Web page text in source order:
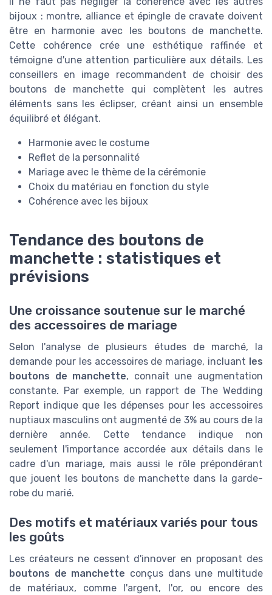
bijoux : montre, alliance et épingle de cravate doivent
être en harmonie avec les boutons de manchette.
Cette cohérence crée une esthétique raffinée et
témoigne d'une attention particulière aux détails. Les
conseillers en image recommandent de choisir des
boutons de manchette qui complètent les autres
éléments sans les éclipser, créant ainsi un ensemble
équilibré et élégant.
Harmonie avec le costume
Reflet de la personnalité
Mariage avec le thème de la cérémonie
Choix du matériau en fonction du style
Cohérence avec les bijoux
Tendance des boutons de
manchette : statistiques et
prévisions
Une croissance soutenue sur le marché
des accessoires de mariage
Selon l'analyse de plusieurs études de marché, la
demande pour les accessoires de mariage, incluant les
boutons de manchette, connaît une augmentation
constante. Par exemple, un rapport de The Wedding
Report indique que les dépenses pour les accessoires
nuptiaux masculins ont augmenté de 3% au cours de la
dernière année. Cette tendance indique non
seulement l'importance accordée aux détails dans le
cadre d'un mariage, mais aussi le rôle prépondérant
que jouent les boutons de manchette dans la garde-
robe du marié.
Des motifs et matériaux variés pour tous
les goûts
Les créateurs ne cessent d'innover en proposant des
boutons de manchette conçus dans une multitude
de matériaux, comme l'argent, l'or, ou encore des